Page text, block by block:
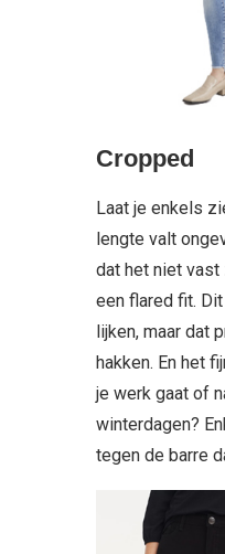
Cropped
Laat je enkels
lengte valt
dat het niet vast
een flared fit.
lijken, maar dat
hakken. En het
je werk gaat of
winterdagen?
tegen de barre